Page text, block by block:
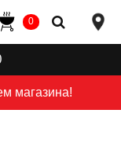
магазина!
0